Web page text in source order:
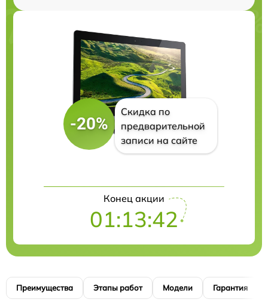
-20%
Скидка по
предварительной
записи на сайте
Конец акции
01:13:41
Преимущества Этапы работ Модели Гарантия